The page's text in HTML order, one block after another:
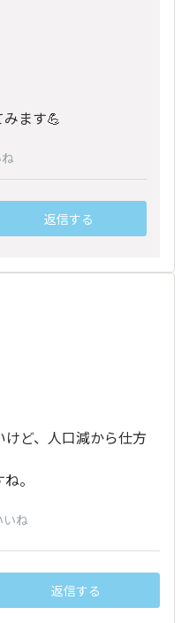
ます💪
返信する
ど、人口減から仕方
。
いね
返信する